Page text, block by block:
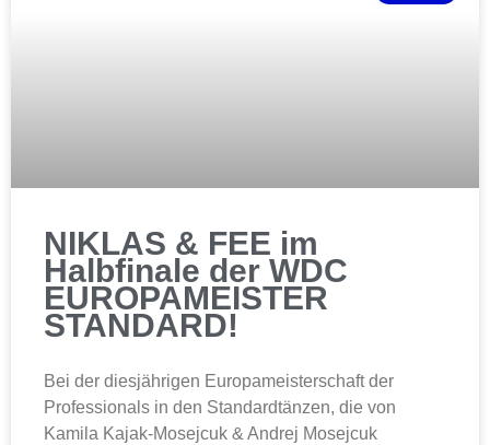
NIKLAS & FEE im
Halbfinale der WDC
EUROPAMEISTER
STANDARD!
Bei der diesjährigen Europameisterschaft der
Professionals in den Standardtänzen, die von
Kamila Kajak-Mosejcuk & Andrej Mosejcuk